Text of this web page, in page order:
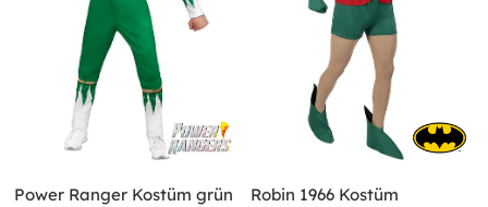
Power Ranger Kostüm grün Robin 1966 Kostüm